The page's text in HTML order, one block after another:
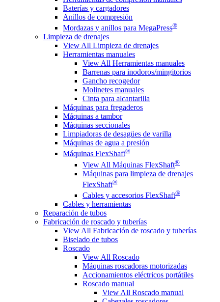
Baterías y cargadores
Anillos de compresión
Mordazas y anillos para MegaPress®
Limpieza de drenajes
View All Limpieza de drenajes
Herramientas manuales
View All Herramientas manuales
Barrenas para inodoros/mingitorios
Gancho recogedor
Molinetes manuales
Cinta para alcantarilla
Máquinas para fregaderos
Máquinas a tambor
Máquinas seccionales
Limpiadoras de desagües de varilla
Máquinas de agua a presión
Máquinas FlexShaft®
View All Máquinas FlexShaft®
Máquinas para limpieza de drenajes
FlexShaft®
Cables y accesorios FlexShaft®
Cables y herramientas
Reparación de tubos
Fabricación de roscado y tuberías
View All Fabricación de roscado y tuberías
Biselado de tubos
Roscado
View All Roscado
Máquinas roscadoras motorizadas
Accionamientos eléctricos portátiles
Roscado manual
View All Roscado manual